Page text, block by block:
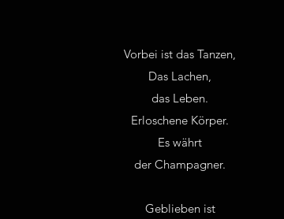
Vorbei ist das Tanzen,
Das Lachen,
das Leben.
Erloschene Körper.
Es währt
der Champagner.
Geblieben ist